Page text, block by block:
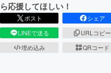
CAMPFIREふるさと納税
ら応援してほしい！
ポスト
シェア
LINEで送る
URLコピー
埋め込み
QRコード